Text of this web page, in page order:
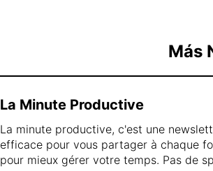
Más
La Minute Productive
La minute productive, c'est une
efficace pour vous partager à chaque
pour mieux gérer votre temps. Pas de